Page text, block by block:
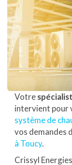
Votre
intervient pour
système de
vos demandes
à Toucy.
Crissyl